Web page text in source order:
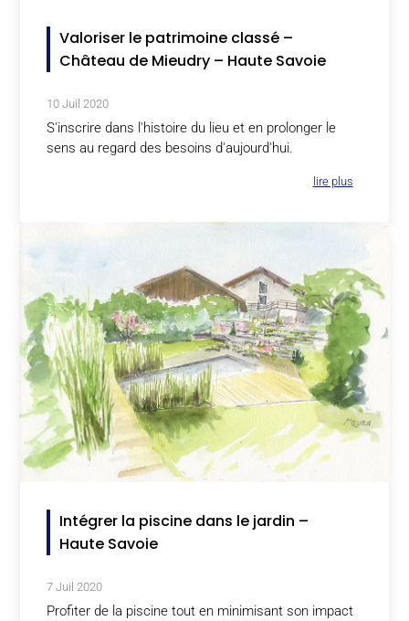
Valoriser le patrimoine classé –
Château de Mieudry – Haute Savoie
10 Juil 2020
S'inscrire dans l'histoire du lieu et en prolonger le
sens au regard des besoins d'aujourd'hui.
lire plus
Intégrer la piscine dans le jardin –
Haute Savoie
7 Juil 2020
Profiter de la piscine tout en minimisant son impact